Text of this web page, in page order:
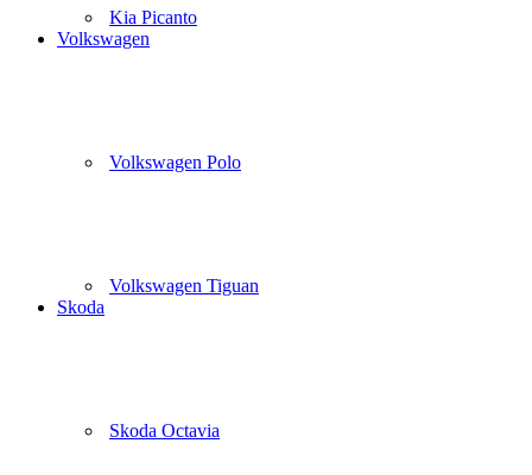
Kia Picanto
Volkswagen
Volkswagen Polo
Volkswagen Tiguan
Skoda
Skoda Octavia